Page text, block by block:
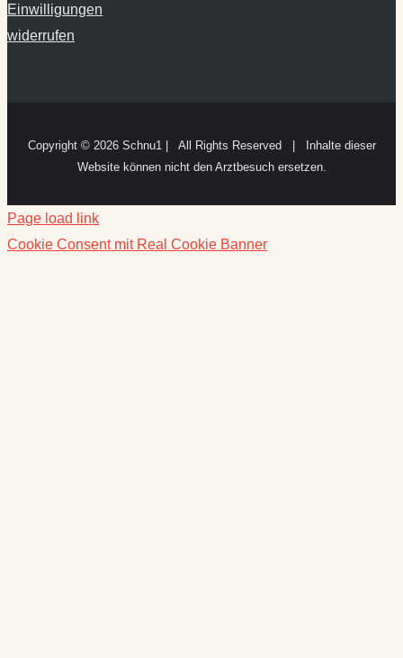
Einwilligungen
widerrufen
Copyright © 2026 Schnu1 | All Rights Reserved | Inhalte dieser
Website können nicht den Arztbesuch ersetzen.
Page load link
Cookie Consent mit Real Cookie Banner